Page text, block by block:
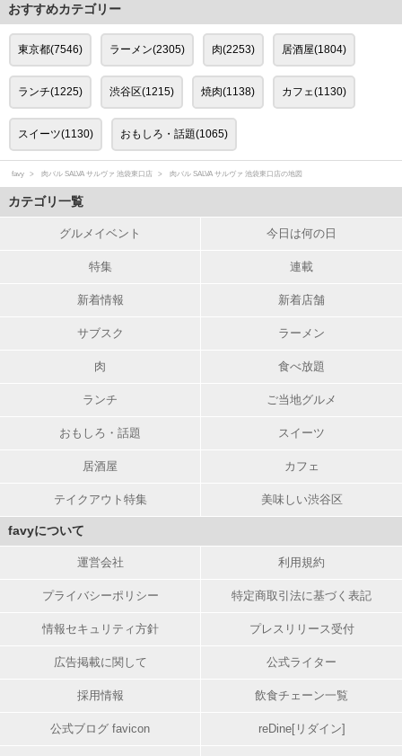
おすすめカテゴリー
東京都(7546) ラーメン(2305) 肉(2253) 居酒屋(1804)
ランチ(1225) 渋谷区(1215) 焼肉(1138) カフェ(1130)
スイーツ(1130) おもしろ・話題(1065)
favy 肉バル SALVA サルヴァ 池袋東口店 肉バル SALVA サルヴァ 池袋東口店の地図
カテゴリ一覧
グルメイベント 今日は何の日
特集 連載
新着情報 新着店舗
サブスク ラーメン
肉 食べ放題
ランチ ご当地グルメ
おもしろ・話題 スイーツ
居酒屋 カフェ
テイクアウト特集 美味しい渋谷区
favyについて
運営会社 利用規約
プライバシーポリシー 特定商取引法に基づく表記
情報セキュリティ方針 プレスリリース受付
広告掲載に関して 公式ライター
採用情報 飲食チェーン一覧
公式ブログ favicon reDine[リダイン]